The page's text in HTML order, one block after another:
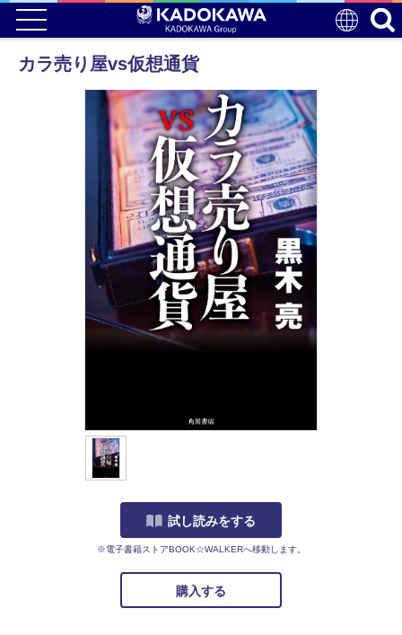
カラ売り屋vs仮想通貨
試し読みをする
※電子書籍ストアBOOK☆WALKERへ移動します。
購入する